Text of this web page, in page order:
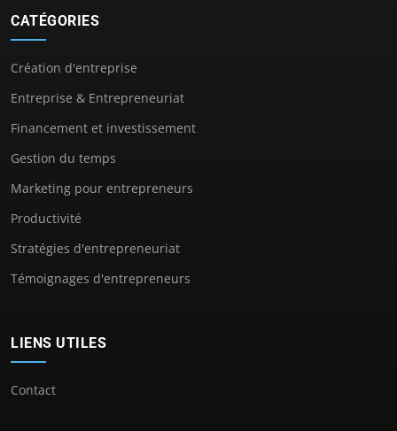
CATÉGORIES
Création d'entreprise
Entreprise & Entrepreneuriat
Financement et investissement
Gestion du temps
Marketing pour entrepreneurs
Productivité
Stratégies d'entrepreneuriat
Témoignages d'entrepreneurs
LIENS UTILES
Contact